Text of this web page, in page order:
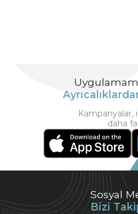
Sosyal
Bizi
Kampanyalar,
daha